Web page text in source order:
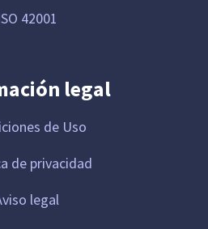
42001
legal
de Uso
de privacidad
legal